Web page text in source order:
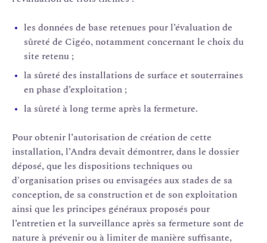
les données de base retenues pour l’évaluation de
sûreté de Cigéo, notamment concernant le choix du
site retenu ;
la sûreté des installations de surface et souterraines
en phase d’exploitation ;
la sûreté à long terme après la fermeture.
Pour obtenir l’autorisation de création de cette
installation, l’Andra devait démontrer, dans le dossier
déposé, que les dispositions techniques ou
d'organisation prises ou envisagées aux stades de sa
conception, de sa construction et de son exploitation
ainsi que les principes généraux proposés pour
l’entretien et la surveillance après sa fermeture sont de
nature à prévenir ou à limiter de manière suffisante,